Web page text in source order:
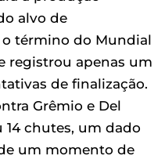
alvo de
término do Mundial
registrou apenas um
de finalização.
Grêmio e Del
14 chutes, um dado
um momento de